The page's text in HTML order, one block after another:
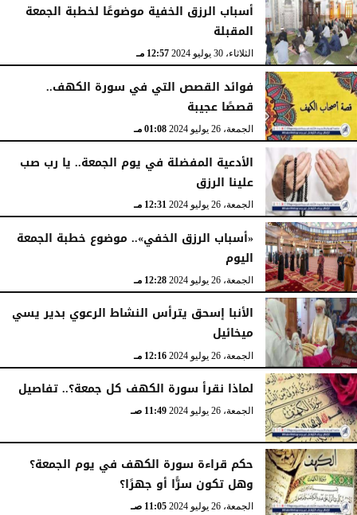
أسباب الرزق الخفية موضوعًا لخطبة الجمعة
المقبلة
الثلاثاء، 30 يوليو 2024 12:57 مـ
فوائد القصص التي في سورة الكهف..
قصصًا عجيبة
الجمعة، 26 يوليو 2024 01:08 مـ
الأدعية المفضلة في يوم الجمعة.. يا رب صب
علينا الرزق
الجمعة، 26 يوليو 2024 12:31 مـ
«أسباب الرزق الخفي».. موضوع خطبة الجمعة
اليوم
الجمعة، 26 يوليو 2024 12:28 مـ
الأنبا إسحق يترأس النشاط الرعوي بدير يسي
ميخائيل
الجمعة، 26 يوليو 2024 12:16 مـ
لماذا نقرأ سورة الكهف كل جمعة؟.. تفاصيل
الجمعة، 26 يوليو 2024 11:49 صـ
حكم قراءة سورة الكهف في يوم الجمعة؟
وهل تكون سرًّا أو جهرًا؟
الجمعة، 26 يوليو 2024 11:05 صـ